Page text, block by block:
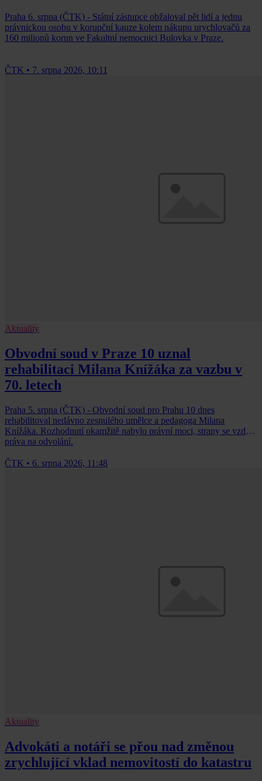
Praha 6. srpna (ČTK) - Státní zástupce obžaloval pět lidí a jednu
právnickou osobu v korupční kauze kolem nákupu urychlovačů za
160 milionů korun ve Fakultní nemocnici Bulovka v Praze.
ČTK • 7. srpna 2026, 10:11
Aktuality
Obvodní soud v Praze 10 uznal
rehabilitaci Milana Knížáka za vazbu v
70. letech
Praha 5. srpna (ČTK) - Obvodní soud pro Prahu 10 dnes
rehabilitoval nedávno zesnulého umělce a pedagoga Milana
Knížáka. Rozhodnutí okamžitě nabylo právní moci, strany se vzdaly
práva na odvolání.
ČTK • 6. srpna 2026, 11:48
Aktuality
Advokáti a notáři se přou nad změnou
zrychlující vklad nemovitostí do katastru